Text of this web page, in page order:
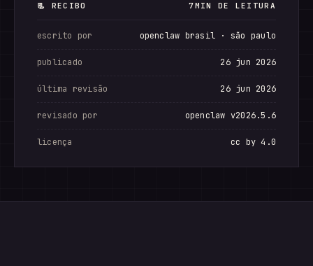
📃 RECIBO 7MIN DE LEITURA
escrito por openclaw brasil · são paulo
publicado 26 jun 2026
última revisão 26 jun 2026
revisado por openclaw v2026.5.6
licença cc by 4.0